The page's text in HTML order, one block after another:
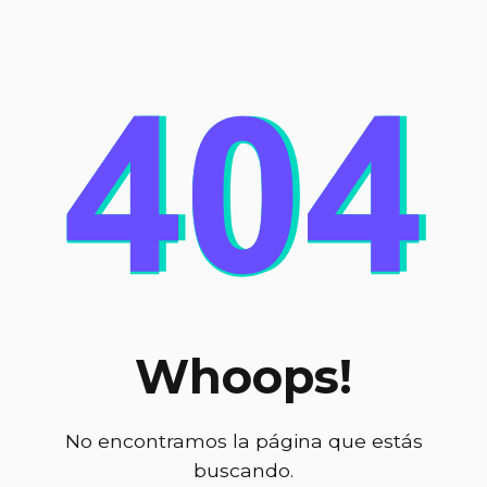
Whoops!
No encontramos la página que estás
buscando.